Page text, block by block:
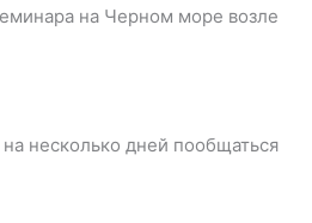
на Черном море возле
несколько дней пообщаться